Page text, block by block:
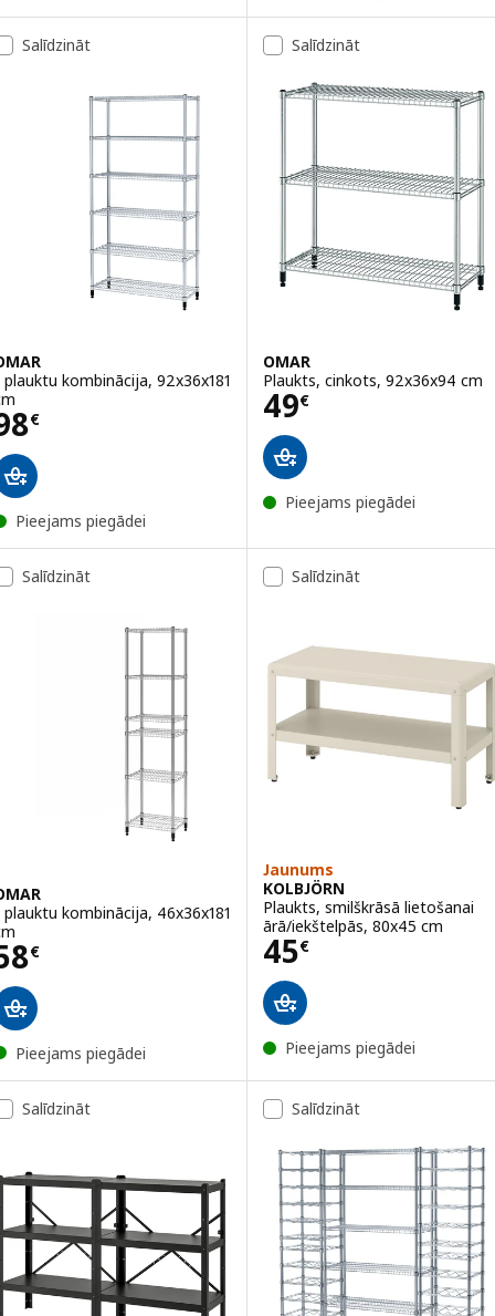
Salīdzināt
plauktu kombinācija, 92x36x181
€ 98€
Pieejams piegādei
Salīdzināt
OMAR
Plaukts, cinkots, 92x36x94 cm
49€
Cena 49€
Pieejams piegādei
Salīdzināt
plauktu kombinācija, 46x36x181
€ 58€
Pieejams piegādei
Salīdzināt
Jaunums
KOLBJÖRN
Plaukts, smilškrāsā lietošanai
ārā/iekštelpās, 80x45 cm
45€
Cena 45€
Pieejams piegādei
Salīdzināt Salīdzināt